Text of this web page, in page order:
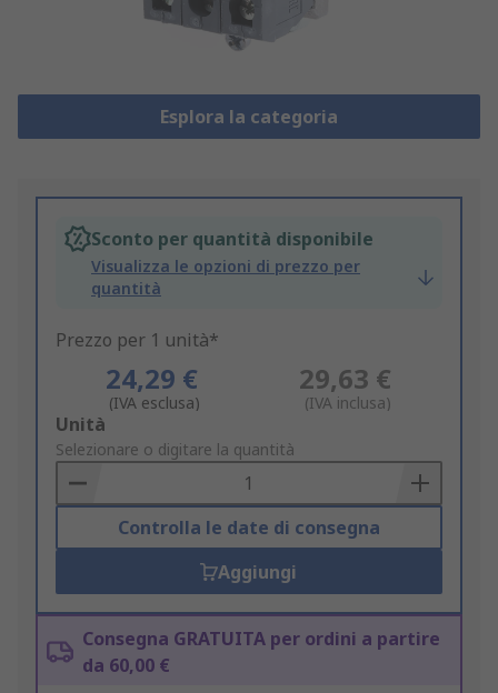
Esplora la categoria
Sconto per quantità disponibile
Visualizza le opzioni di prezzo per
quantità
Prezzo per 1 unità*
24,29 €
(IVA esclusa)
29,63 €
(IVA inclusa)
Add
to
Basket
Unità
Selezionare o digitare la quantità
Controlla le date di consegna
Aggiungi
Consegna GRATUITA per ordini a partire
da 60,00 €